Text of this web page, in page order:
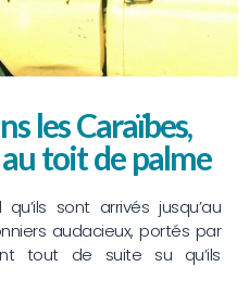
les Caraïbes,
toit de palme
sont arrivés jusqu’au
audacieux, portés par
tout de suite su qu’ils